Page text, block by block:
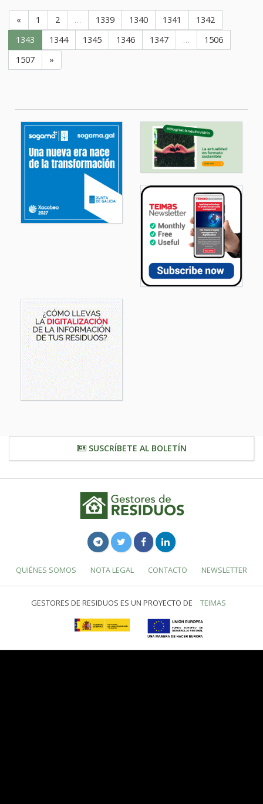
« 1 2 … 1339 1340 1341
1342
1343
1344 1345 1346 1347 …
1506
1507
»
SUSCRÍBETE AL BOLETÍN
QUIÉNES SOMOS NOTA LEGAL CONTACTO NEWSLETTER
GESTORES DE RESIDUOS ES UN PROYECTO DE TEIMAS